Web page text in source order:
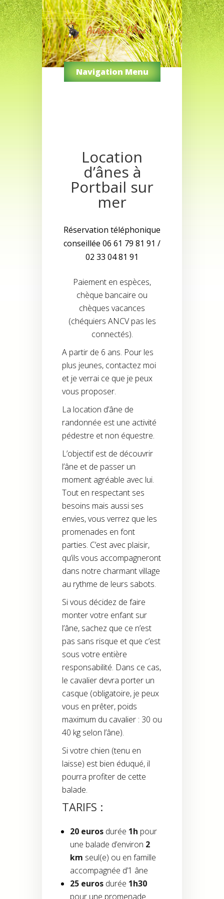
Navigation Menu
Location
d’ânes à
Portbail sur
mer
Réservation téléphonique
conseillée 06 61 79 81 91 /
02 33 04 81 91
Paiement en espèces,
chèque bancaire ou
chèques vacances
(chéquiers ANCV pas les
connectés).
A partir de 6 ans. Pour les
plus jeunes, contactez moi
et je verrai ce que je peux
vous proposer.
La location d’âne de
randonnée est une activité
pédestre et non équestre.
L’objectif est de découvrir
l’âne et de passer un
moment agréable avec lui.
Tout en respectant ses
besoins mais aussi ses
envies, vous verrez que les
promenades en font
parties. C’est avec plaisir,
qu’ils vous accompagneront
dans notre charmant village
au rythme de leurs sabots.
Si vous décidez de faire
monter votre enfant sur
l’âne, sachez que ce n’est
pas sans risque et que c’est
sous votre entière
responsabilité. Dans ce cas,
le cavalier devra porter un
casque (obligatoire, je peux
vous en prêter, poids
maximum du cavalier : 30 ou
40 kg selon l’âne).
Si votre chien (tenu en
laisse) est bien éduqué, il
pourra profiter de cette
balade.
TARIFS :
20 euros durée 1h pour
une balade d’environ 2
km seul(e) ou en famille
accompagnée d’1 âne
25 euros durée 1h30
pour une promenade